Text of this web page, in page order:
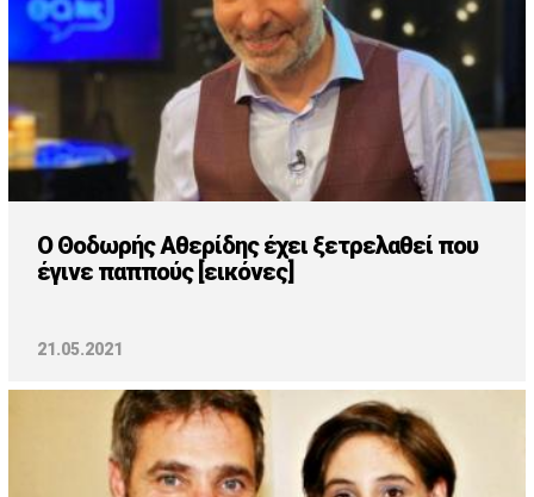
Ο Θοδωρής Αθερίδης έχει ξετρελαθεί που
έγινε παππούς [εικόνες]
21.05.2021